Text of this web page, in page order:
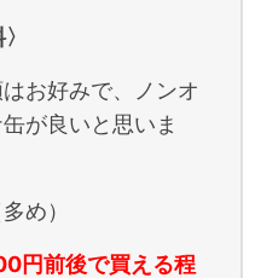
お好みで、ノンオ
が良いと思いま
め）
円前後で買える程